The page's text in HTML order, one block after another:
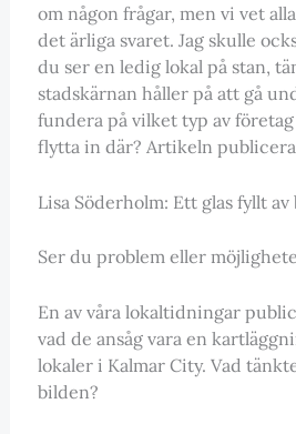
om någon frågar, men vi vet
det ärliga svaret. Jag skulle
du ser en ledig lokal på stan,
stadskärnan håller på att gå
fundera på vilket typ av
flytta in där? Artikeln
Lisa Söderholm: Ett glas fyllt av
Ser du problem eller
En av våra lokaltidningar
vad de ansåg vara en
lokaler i Kalmar City. Vad
bilden?